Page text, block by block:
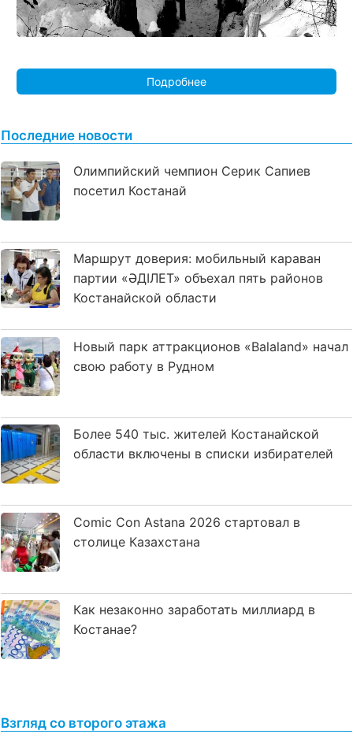
Подробнее
Последние новости
Олимпийский чемпион Серик Сапиев
посетил Костанай
Маршрут доверия: мобильный караван
партии «ӘДІЛЕТ» объехал пять районов
Костанайской области
Новый парк аттракционов «Balaland» начал
свою работу в Рудном
Более 540 тыс. жителей Костанайской
области включены в списки избирателей
Comic Con Astana 2026 стартовал в
столице Казахстана
Как незаконно заработать миллиард в
Костанае?
Взгляд со второго этажа